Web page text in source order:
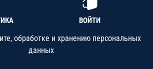
ВОЙТИ
обработке и хранению персональных
данных